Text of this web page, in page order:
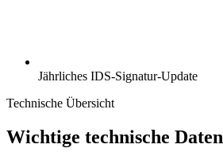
Jährliches IDS-Signatur-Update
Technische Übersicht
Wichtige technische Daten